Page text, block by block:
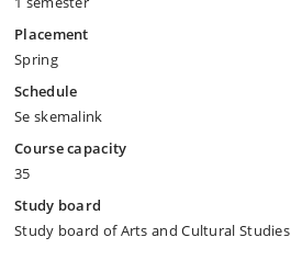
Placement
Spring
Schedule
Se skemalink
Course capacity
35
Study board
Study board of Arts and Cultural Studies